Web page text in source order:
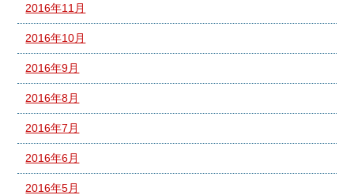
2016年11月
2016年10月
2016年9月
2016年8月
2016年7月
2016年6月
2016年5月